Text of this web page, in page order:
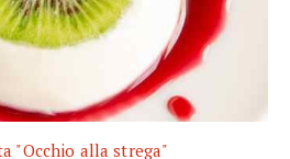
"Occhio alla strega"